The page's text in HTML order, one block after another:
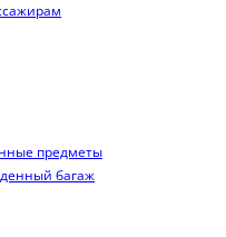
предметы
багаж